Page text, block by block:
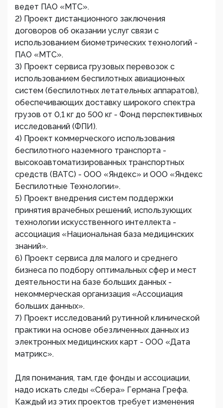
ведет ПАО «МТС».
2) Проект дистанционного заключения
договоров об оказании услуг связи с
использованием биометрических технологий -
ПАО «МТС».
3) Проект сервиса грузовых перевозок с
использованием беспилотных авиационных
систем (беспилотных летательных аппаратов),
обеспечивающих доставку широкого спектра
грузов от 0,1 кг до 500 кг - Фонд перспективных
исследований (ФПИ).
4) Проект коммерческого использования
беспилотного наземного транспорта -
высокоавтоматизированных транспортных
средств (ВАТС) - ООО «Яндекс» и ООО «Яндекс
Беспилотные Технологии».
5) Проект внедрения систем поддержки
принятия врачебных решений, использующих
технологии искусственного интеллекта -
ассоциация «Национальная база медицинских
знаний».
6) Проект сервиса для малого и среднего
бизнеса по подбору оптимальных сфер и мест
деятельности на базе больших данных -
некоммерческая организация «Ассоциация
больших данных».
7) Проект исследований рутинной клинической
практики на основе обезличенных данных из
электронных медицинских карт - ООО «Дата
матрикс».
Для понимания, там, где фонды и ассоциации,
надо искать следы «Сбера» Германа Грефа.
Каждый из этих проектов требует изменения